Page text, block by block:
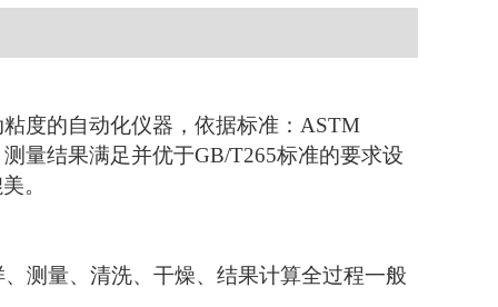
度的自动化仪器，依据标准：ASTM
量结果满足并优于GB/T265标准的要求设
。
测量、清洗、干燥、结果计算全过程一般